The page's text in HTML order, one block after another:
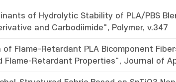
of Hydrolytic Stability of PLA/PBS
and Carbodiimide", Polymer, v.347
of Flame-Retardant PLA Bicomponent
Flame-Retardant Properties", Journal of